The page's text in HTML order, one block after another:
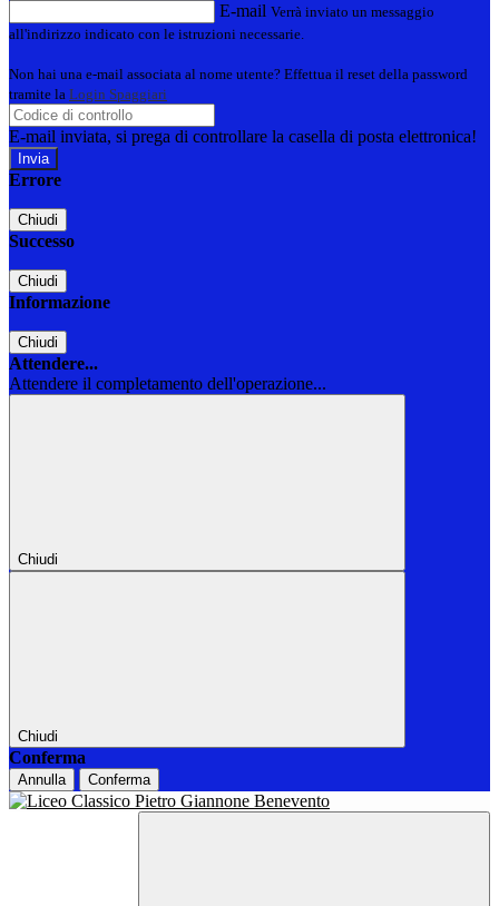
E-mail Verrà inviato un messaggio
all'indirizzo indicato con le istruzioni necessarie.
Non hai una e-mail associata al nome utente? Effettua il reset della password
tramite la Login Spaggiari
E-mail inviata, si prega di controllare la casella di posta elettronica!
Errore
Chiudi
Successo
Chiudi
Informazione
Chiudi
Attendere...
Attendere il completamento dell'operazione...
Chiudi
Chiudi
Conferma
Annulla Conferma